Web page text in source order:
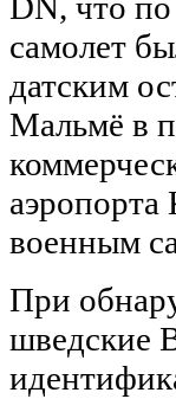
самолет
датским
Мальмё в
аэропорта
военным
При
шведские